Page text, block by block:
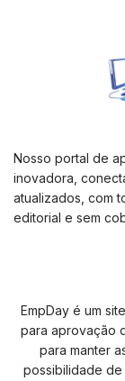
Nosso portal de
inovadora,
atualizados, com
editorial e sem
EmpDay é um
para aprovação
para manter
possibilidade